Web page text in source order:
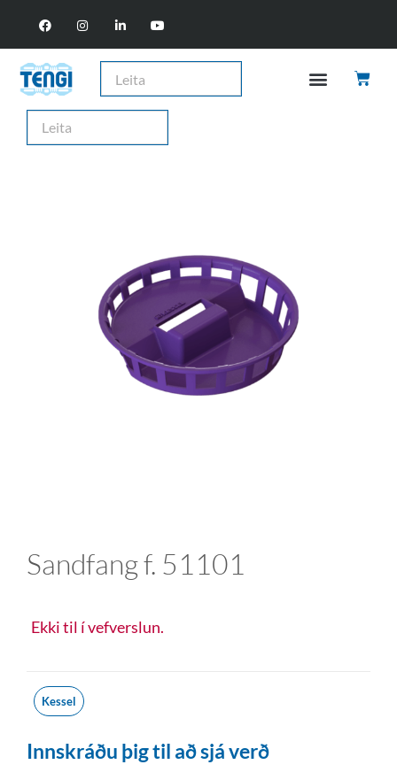
Sandfang f. 51101
Ekki til í vefverslun.
Kessel
Innskráðu þig til að sjá verð